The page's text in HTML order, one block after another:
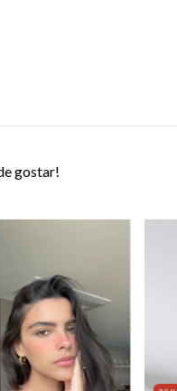
gostar!